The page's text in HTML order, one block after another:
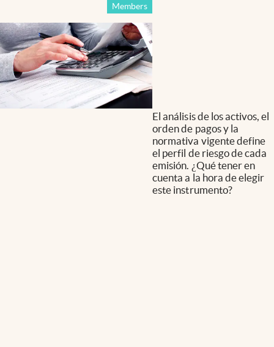
Members
El análisis de los activos, el
orden de pagos y la
normativa vigente define
el perfil de riesgo de cada
emisión. ¿Qué tener en
cuenta a la hora de elegir
este instrumento?